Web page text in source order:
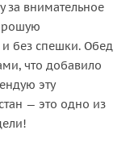
за внимательное
без спешки. Обед
что добавило
эту
— это одно из